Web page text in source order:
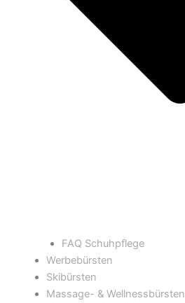
FAQ Schuhpflege
Werbebürsten
Skibürsten
Massage- & Wellnessbürsten